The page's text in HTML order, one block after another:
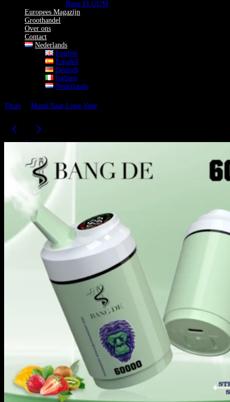
Bang FLUUM
Europees Magazijn
Groothandel
Over ons
Contact
Nederlands
English
Español
Deutsch
Italiano
Nederlands
Thuis Mond Naar Long Vape